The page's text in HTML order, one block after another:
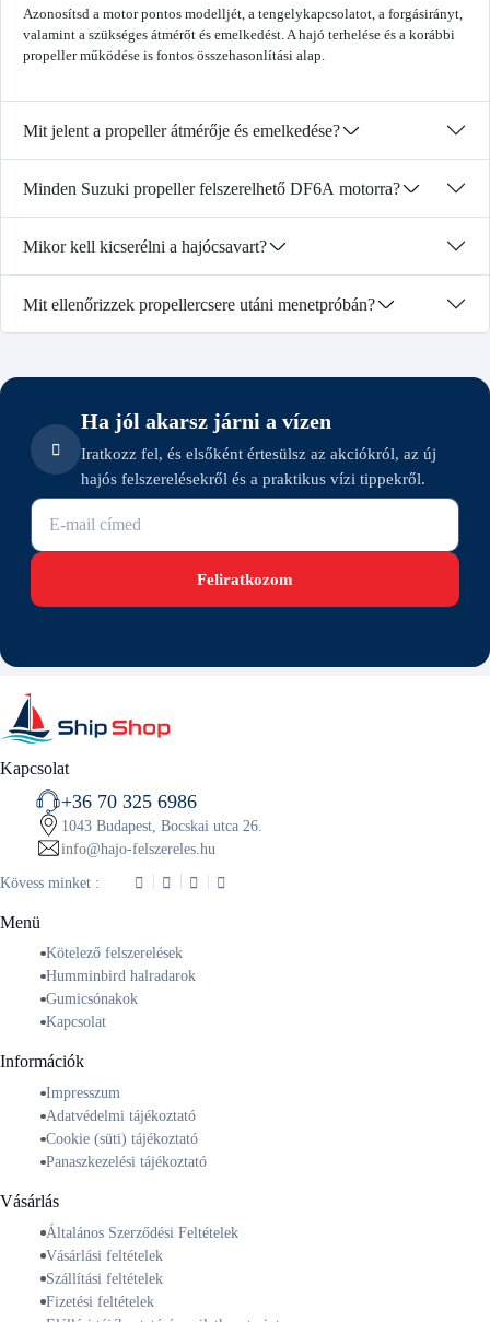
Azonosítsd a motor pontos modelljét, a tengelykapcsolatot, a forgásirányt,
valamint a szükséges átmérőt és emelkedést. A hajó terhelése és a korábbi
propeller működése is fontos összehasonlítási alap.
Mit jelent a propeller átmérője és emelkedése?
Minden Suzuki propeller felszerelhető DF6A motorra?
Mikor kell kicserélni a hajócsavart?
Mit ellenőrizzek propellercsere utáni menetpróbán?
Ha jól akarsz járni a vízen
Iratkozz fel, és elsőként értesülsz az akciókról, az új
hajós felszerelésekről és a praktikus vízi tippekről.
E-mail cím
Feliratkozom
Kapcsolat
+36 70 325 6986
1043 Budapest, Bocskai utca 26.
info@hajo-felszereles.hu
Kövess minket :
Menü
Kötelező felszerelések
Humminbird halradarok
Gumicsónakok
Kapcsolat
Információk
Impresszum
Adatvédelmi tájékoztató
Cookie (süti) tájékoztató
Panaszkezelési tájékoztató
Vásárlás
Általános Szerződési Feltételek
Vásárlási feltételek
Szállítási feltételek
Fizetési feltételek